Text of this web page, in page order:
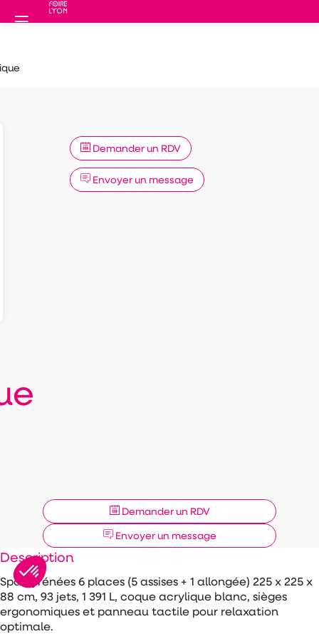
Demander un RDV
Envoyer un message
Demander un RDV
Envoyer un message
Description
Spa Pyrénées 6 places (5 assises + 1 allongée) 225 x 225 x
88 cm, 93 jets, 1 391 L, coque acrylique blanc, sièges
ergonomiques et panneau tactile pour relaxation
optimale.